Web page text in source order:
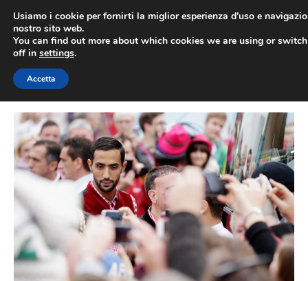
contenuto
Usiamo i cookie per fornirti la miglior esperienza d'uso e
nostro sito web.
You can find out more about which cookies we are using or
off in settings.
Accetta